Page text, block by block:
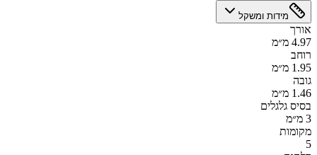
מידות ומשקל
אורך
4.97 מ״מ
רוחב
1.95 מ״מ
גובה
1.46 מ״מ
בסיס גלגלים
3 מ״מ
מקומות
5